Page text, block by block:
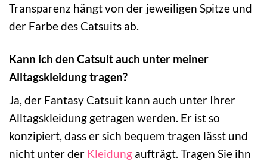
Transparenz hängt von der jeweiligen Spitze und
der Farbe des Catsuits ab.
Kann ich den Catsuit auch unter meiner
Alltagskleidung tragen?
Ja, der Fantasy Catsuit kann auch unter Ihrer
Alltagskleidung getragen werden. Er ist so
konzipiert, dass er sich bequem tragen lässt und
nicht unter der Kleidung aufträgt. Tragen Sie ihn